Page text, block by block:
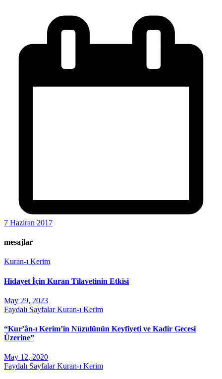
7 Haziran 2017
mesajlar
Kuran-ı Kerim
Hidayet İçin Kuran Tilavetinin Etkisi
May 29, 2023
Faydalı SayfalarKuran-ı Kerim
“Kur’ân-ı Kerim’in Nüzulünün Keyfiyeti ve Kadir Gecesi
Üzerine”
May 12, 2020
Faydalı SayfalarKuran-ı Kerim